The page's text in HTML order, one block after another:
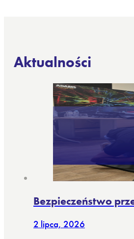
Aktualności
Bezpieczeństwo
2 lipca, 2026